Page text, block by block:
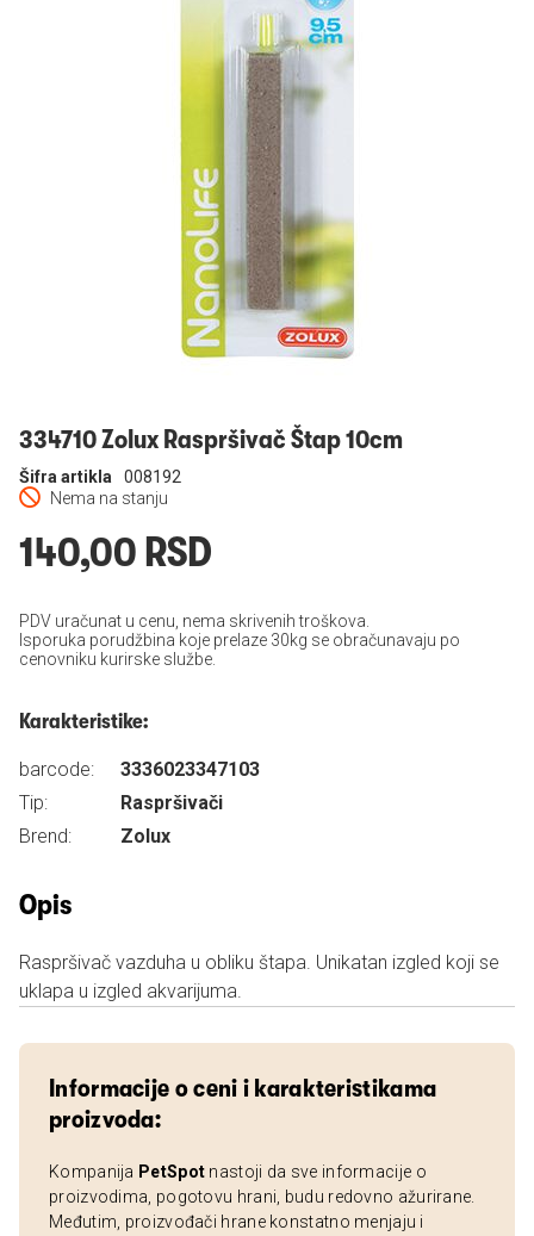
334710 Zolux Raspršivač Štap 10cm
Nema na stanju
Šifra artikla 008192
140,00 RSD
PDV uračunat u cenu, nema skrivenih troškova.
Isporuka porudžbina koje prelaze 30kg se obračunavaju po
cenovniku kurirske službe.
Karakteristike:
barcode:
3336023347103
Tip:
Raspršivači
Brend:
Zolux
Opis
Raspršivač vazduha u obliku štapa. Unikatan izgled koji se
uklapa u izgled akvarijuma.
Informacije o ceni i karakteristikama
proizvoda:
Kompanija PetSpot nastoji da sve informacije o
proizvodima, pogotovu hrani, budu redovno ažurirane.
Međutim, proizvođači hrane konstatno menjaju i